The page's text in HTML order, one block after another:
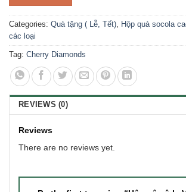
Categories: Quà tặng ( Lễ, Tết), Hộp quà socola
các loại
Tag: Cherry Diamonds
REVIEWS (0)
Reviews
There are no reviews yet.